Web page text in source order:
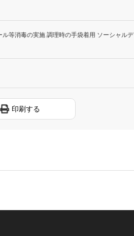
等消毒の実施 調理時の手袋着用 ソーシャルデ
印刷する